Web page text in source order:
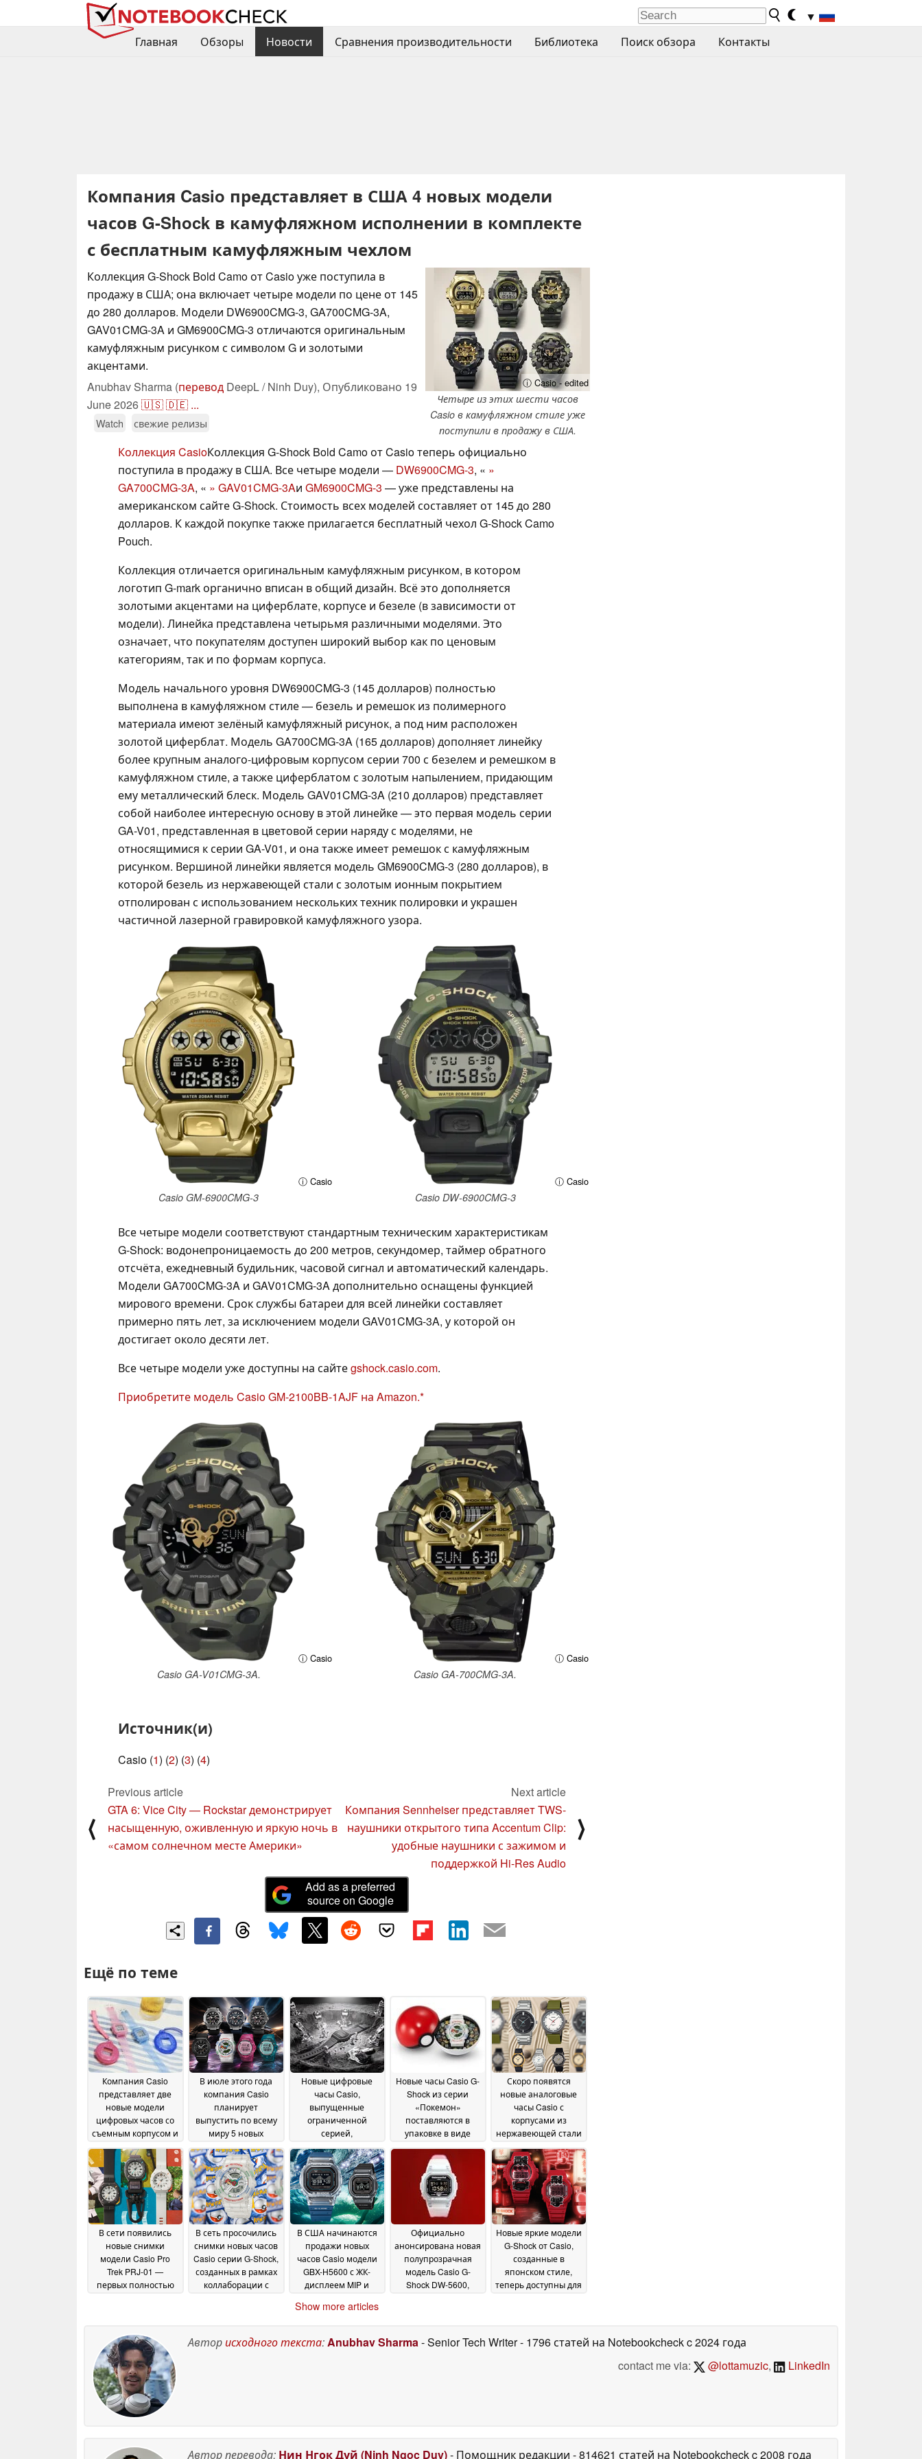
▼
Главная
Обзоры Новости Сравнения производительности Библиотека Поиск обзора Контакты
Компания Casio представляет в США 4 новых модели
часов G-Shock в камуфляжном исполнении в комплекте
с бесплатным камуфляжным чехлом
ⓘ Casio - edited
Четыре из этих шести часов
Casio в камуфляжном стиле уже
поступили в продажу в США.
Коллекция G-Shock Bold Camo от Casio уже поступила в
продажу в США; она включает четыре модели по цене от 145
до 280 долларов. Модели DW6900CMG-3, GA700CMG-3A,
GAV01CMG-3A и GM6900CMG-3 отличаются оригинальным
камуфляжным рисунком с символом G и золотыми
акцентами.
Anubhav Sharma (перевод DeepL / Ninh Duy), Опубликовано 19
June 2026🇺🇸🇩🇪 ...
Watch свежие релизы
Коллекция CasioКоллекция G-Shock Bold Camo от Casio теперь официально
поступила в продажу в США. Все четыре модели — DW6900CMG-3, « »
GA700CMG-3A, « » GAV01CMG-3Aи GM6900CMG-3 — уже представлены на
американском сайте G-Shock. Стоимость всех моделей составляет от 145 до 280
долларов. К каждой покупке также прилагается бесплатный чехол G-Shock Camo
Pouch.
Коллекция отличается оригинальным камуфляжным рисунком, в котором
логотип G-mark органично вписан в общий дизайн. Всё это дополняется
золотыми акцентами на циферблате, корпусе и безеле (в зависимости от
модели). Линейка представлена четырьмя различными моделями. Это
означает, что покупателям доступен широкий выбор как по ценовым
категориям, так и по формам корпуса.
Модель начального уровня DW6900CMG-3 (145 долларов) полностью
выполнена в камуфляжном стиле — безель и ремешок из полимерного
материала имеют зелёный камуфляжный рисунок, а под ним расположен
золотой циферблат. Модель GA700CMG-3A (165 долларов) дополняет линейку
более крупным аналого-цифровым корпусом серии 700 с безелем и ремешком в
камуфляжном стиле, а также циферблатом с золотым напылением, придающим
ему металлический блеск. Модель GAV01CMG-3A (210 долларов) представляет
собой наиболее интересную основу в этой линейке — это первая модель серии
GA-V01, представленная в цветовой серии наряду с моделями, не
относящимися к серии GA-V01, и она также имеет ремешок с камуфляжным
рисунком. Вершиной линейки является модель GM6900CMG-3 (280 долларов), в
которой безель из нержавеющей стали с золотым ионным покрытием
отполирован с использованием нескольких техник полировки и украшен
частичной лазерной гравировкой камуфляжного узора.
ⓘ Casio
Casio GM-6900CMG-3
ⓘ Casio
Casio DW-6900CMG-3
Все четыре модели соответствуют стандартным техническим характеристикам
G-Shock: водонепроницаемость до 200 метров, секундомер, таймер обратного
отсчёта, ежедневный будильник, часовой сигнал и автоматический календарь.
Модели GA700CMG-3A и GAV01CMG-3A дополнительно оснащены функцией
мирового времени. Срок службы батареи для всей линейки составляет
примерно пять лет, за исключением модели GAV01CMG-3A, у которой он
достигает около десяти лет.
Все четыре модели уже доступны на сайтеgshock.casio.com.
Приобретите модель Casio GM-2100BB-1AJF на Amazon.
ⓘ Casio
Casio GA-V01CMG-3A.
ⓘ Casio
Casio GA-700CMG-3A.
Источник(и)
Casio (1) (2) (3) (4)
⟨
Previous article
GTA 6: Vice City — Rockstar демонстрирует
насыщенную, оживленную и яркую ночь в
«самом солнечном месте Америки»
Next article
Компания Sennheiser представляет TWS-
наушники открытого типа Accentum Clip:
удобные наушники с зажимом и
поддержкой Hi-Res Audio
⟩
Add as a preferred
source on Google
Ещё по теме
Компания Casio
представляет две
новые модели
цифровых часов со
съемным корпусом и
стиле Y2K06 July 2026
В июле этого года
компания Casio
планирует
выпустить по всему
миру 5 новых
Shock и 2 модели
Baby-G03 July 2026
Новые цифровые
часы Casio,
выпущенные
ограниченной
серией,
комплекте с
потрясающей
подставкой из
жидкого металла01
July 2026
Новые часы Casio G-
Shock из серии
«Покемон»
поставляются в
упаковке в виде
вам в попытке
раздобыть такую
модель26 June 2026
Скоро появятся
новые аналоговые
часы Casio с
корпусами из
нержавеющей стали
24 June 2026
В сети появились
новые снимки
модели Casio Pro
Trek PRJ-01 —
первых полностью
карабином22 June 2026
В сеть просочились
снимки новых часов
Casio серии G-Shock,
созданных в рамках
коллаборации с
В США начинаются
продажи новых
часов Casio модели
GBX-H5600 с ЖК-
дисплеем MIP и
датчиком
June 2026
Официально
анонсирована новая
полупрозрачная
модель Casio G-
Shock DW-5600,
Новые яркие модели
G-Shock от Casio,
созданные в
японском стиле,
теперь доступны для
Show more articles
Авторисходного текста:Anubhav Sharma- Senior Tech Writer- 1796 статей на Notebookcheckc 2024 года
contact me via:
@lottamuzic, LinkedIn
Автор перевода: Нин Нгок Дуй (Ninh Ngoc Duy)- Помощник редакции - 814621 статей на Notebookcheckc 2008 года